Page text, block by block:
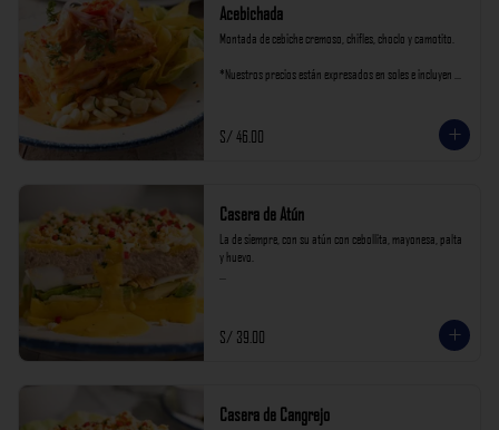
Acebichada
Montada de cebiche cremoso, chifles, choclo y camotito.
*Nuestros precios están expresados en soles e incluyen
S/ 46.00
Casera de Atún
La de siempre, con su atún con cebollita, mayonesa, palta
y huevo.
S/ 39.00
Casera de Cangrejo